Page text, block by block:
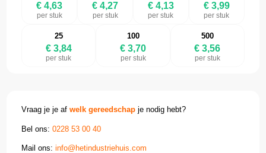
€ 4,63
per stuk
€ 4,27
per stuk
€ 4,13
per stuk
€ 3,99
per stuk
25
€ 3,84
per stuk
100
€ 3,70
per stuk
500
€ 3,56
per stuk
Vraag je je afwelk gereedschap je nodig hebt?
Bel ons:0228 53 00 40
Mail ons:info@hetindustriehuis.com